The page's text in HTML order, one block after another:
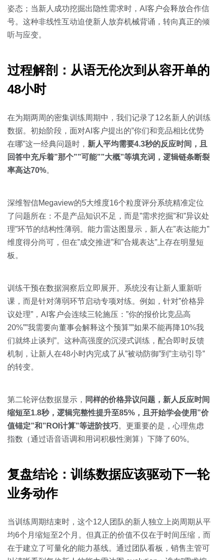
姿态；当新人成功挖掘出隐性需求时，AI客户会释放合作信
号。这种非线性互动迫使新人放弃机械背诵，转向真正的倾
听与应变。
过程解剖：从语无伦次到从容开单的
48小时
在为期两周的密集训练周期中，我们记录了12名新人的训练
数据。初始阶段，面对AI客户提出的”你们和竞品相比优势
在哪”这一经典问题时， 新人平均需要4.3秒的反应时间，且
回答中充斥着”那个””可能””大概”等填充词，逻辑链条断裂
率高达70%。
深维智信Megaview的5大维度16个粒度评分系统精准定位
了问题所在：不是产品知识不足，而是”需求挖掘”和”异议处
理”环节的结构性薄弱。能力雷达图显示，新人在”表达能力”
维度得分尚可，但在”成交推进”和”合规表达”上存在明显短
板。
训练干预在数据洞察后立即展开。系统没有让新人重新听
课，而是针对薄弱环节启动专项对练。例如，针对”价格异
议处理”，AI客户会连续三轮施压：”你的报价比竞品高
20%””我需要向董事会解释这个预算””如果不能再降10%我
们就终止谈判”。这种高强度的沉浸式训练，配合即时反馈
机制，让新人在48小时内完成了从”被动防御”到”主动引导”
的转变。
第二轮评估数据显示， 同样的价格异议问题，新人反应时间
缩短至1.8秒，逻辑完整性提升至85%，且开始学会使用”价
值锚定”和”ROI计算”等进阶技巧。更重要的是，心理焦虑
指数（通过语音语调和用词积极性测算）下降了60%。
复盘结论：训练数据应该驱动下一轮
业务动作
当训练周期结束时，这个12人团队的新人独立上岗周期从平
均6个月缩短至2个月。但真正的价值不仅在于时间压缩，而
在于建立了可量化的能力基线。通过团队看板，销售主管可